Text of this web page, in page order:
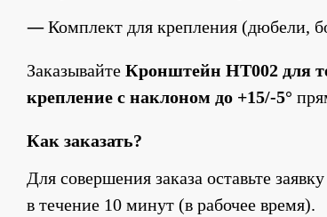
Комплект для крепления (дюбели,
Заказывайте Кронштейн HT002 для
крепление с наклоном до +15/-5°
Как заказать?
Для совершения заказа оставьте
в течение 10 минут (в рабочее время).